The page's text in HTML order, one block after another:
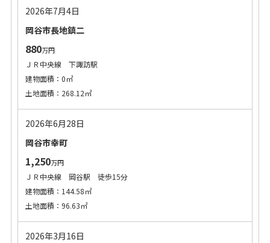
2026年7月4日
岡谷市長地鎮二
880万円
ＪＲ中央線 下諏訪駅
建物面積：0㎡
土地面積：268.12㎡
2026年6月28日
岡谷市幸町
1,250万円
ＪＲ中央線 岡谷駅 徒歩15分
建物面積：144.58㎡
土地面積：96.63㎡
2026年3月16日